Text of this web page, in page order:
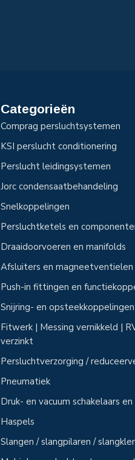
Categorieën
Comprag persluchtsystemen
KSI perslucht conditionering
Perslucht leidingsystemen
Jorc condensaatbehandeling
Snelkoppelingen
Persluchtketels en
Draaidoorvoeren en manifolds
Afsluiters en magneetventielen
Push-in fittingen en
Snijring- en opsteekkoppelingen
Fitwerk | Messing vernikkeld |
verzinkt
Persluchtverzorging /
Pneumatiek
Druk- en vacuum schakelaars
Haspels
Slangen / slangpilaren /